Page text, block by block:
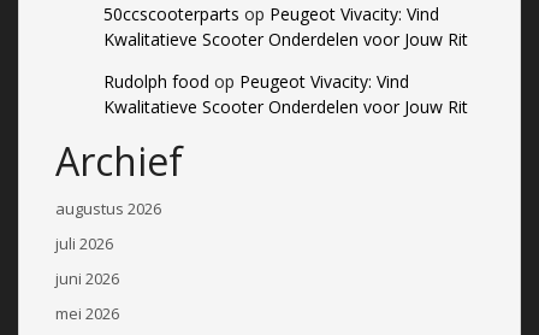
50ccscooterparts op Peugeot Vivacity: Vind
Kwalitatieve Scooter Onderdelen voor Jouw Rit
Rudolph food op Peugeot Vivacity: Vind
Kwalitatieve Scooter Onderdelen voor Jouw Rit
Archief
augustus 2026
juli 2026
juni 2026
mei 2026